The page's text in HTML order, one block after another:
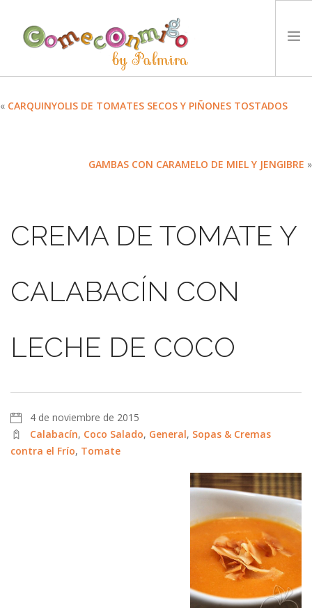
NUESTRA FILOSOFÍA
IDIOMA:
« CARQUINYOLIS DE TOMATES SECOS Y PIÑONES TOSTADOS
GAMBAS CON CARAMELO DE MIEL Y JENGIBRE »
CREMA DE TOMATE Y
CALABACÍN CON
LECHE DE COCO
4 de noviembre de 2015
Calabacín, Coco Salado, General, Sopas & Cremas
contra el Frío, Tomate